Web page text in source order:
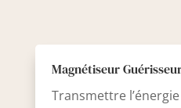
Magnétiseur
Transmettre